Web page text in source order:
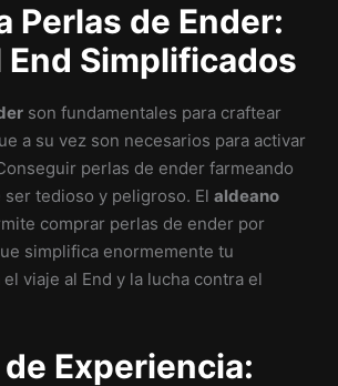
Perlas de Ender:
End Simplificados
son fundamentales para craftear
a su vez son necesarios para activar
perlas de ender farmeando
ser tedioso y peligroso. Elaldeano
comprar perlas de ender por
simplifica enormemente tu
viaje al End y la lucha contra el
Experiencia: